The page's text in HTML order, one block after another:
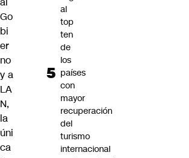
Go
bi
er
no
y a
LA
N,
la
úni
ca
al
top
ten
de
los
países
con
mayor
recuperación
del
turismo
internacional